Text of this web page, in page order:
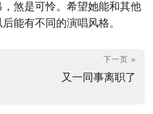
煞是可怜。希望她能和其他
能有不同的演唱风格。
下一页 »
又一同事离职了